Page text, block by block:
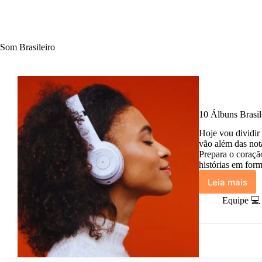
Som Brasileiro
10 Álbuns
Hoje vou dividir
vão além das
Prepara o
histórias em
Leia mais
10
Álbuns
Equipe 💻